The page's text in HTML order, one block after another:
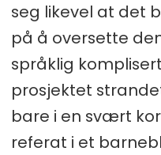
seg likevel at det
på å oversette
språklig
prosjektet
bare i en svært
referat i et